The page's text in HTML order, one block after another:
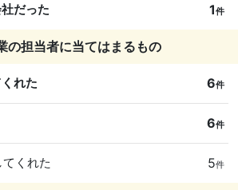
だった 1件
の担当者に当てはまるもの
れた 6件
6件
くれた 5件